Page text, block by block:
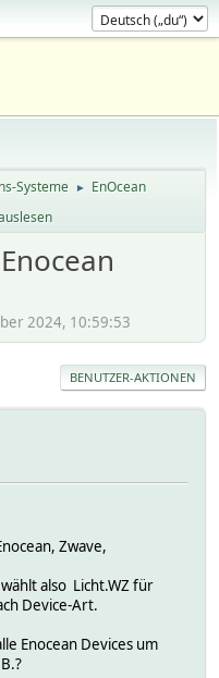
Systeme ► EnOcean
2024, 10:59:53
BENUTZER-AKTIONEN
Zwave,
also Licht.WZ für
Device-Art.
Enocean Devices um